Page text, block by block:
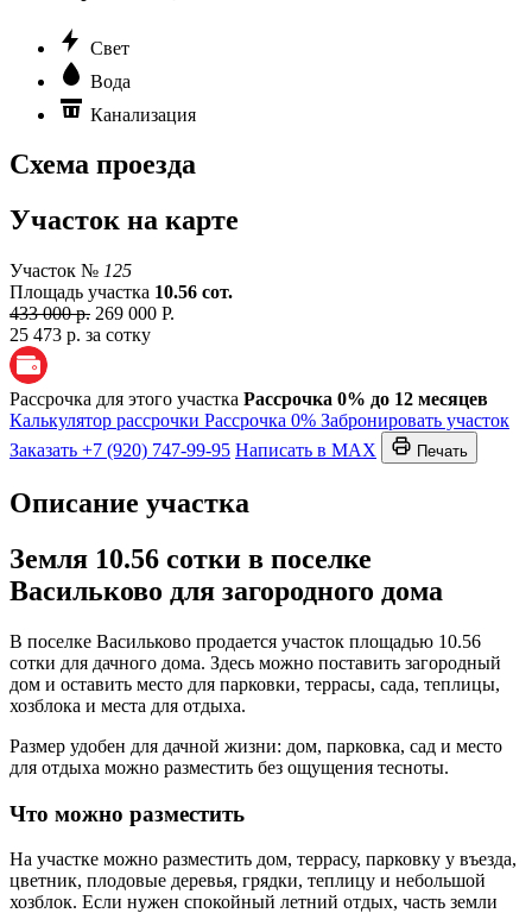
Свет
Вода
Канализация
Схема проезда
Участок на карте
Участок № 125
Площадь участка 10.56 сот.
433 000 р. 269 000 Р.
25 473 р. за сотку
Рассрочка для этого участка Рассрочка 0% до 12 месяцев
Калькулятор рассрочки Рассрочка 0% Забронировать участок
Заказать +7 (920) 747-99-95 Написать в MAX Печать
Описание участка
Земля 10.56 сотки в поселке
Васильково для загородного дома
В поселке Васильково продается участок площадью 10.56
сотки для дачного дома. Здесь можно поставить загородный
дом и оставить место для парковки, террасы, сада, теплицы,
хозблока и места для отдыха.
Размер удобен для дачной жизни: дом, парковка, сад и место
для отдыха можно разместить без ощущения тесноты.
Что можно разместить
На участке можно разместить дом, террасу, парковку у въезда,
цветник, плодовые деревья, грядки, теплицу и небольшой
хозблок. Если нужен спокойный летний отдых, часть земли